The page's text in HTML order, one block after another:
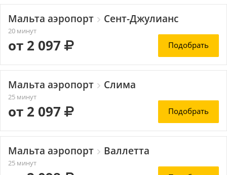
Мальта аэропорт Сент-Джулианс
20 минут
от 2 097 Подобрать
Мальта аэропорт Слима
25 минут
от 2 097 Подобрать
Мальта аэропорт Валлетта
25 минут